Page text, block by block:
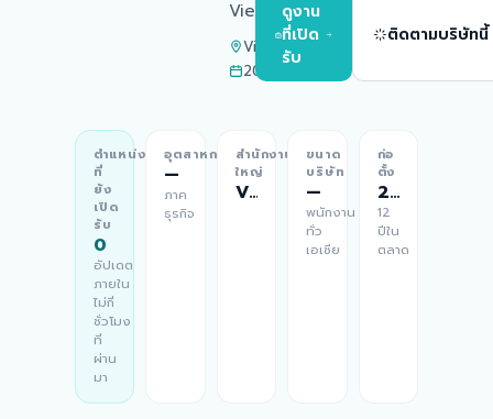
Vietnam
Vietnam
2014
ดูงาน
ที่เปิด
รับ
ติดตามบริษัทนี้
ตำแหน่ง
ที่
ยัง
เปิด
รับ
0
อัปเดต
ภายใน
ไม่กี่
ชั่วโมง
ที่
ผ่าน
มา
อุตสาหกรรม
—
ภาค
ธุรกิจ
สำนักงาน
ใหญ่
Vietnam
ขนาด
บริษัท
—
พนักงาน
ทั่ว
เอเชีย
ก่อ
ตั้ง
2014
12
ปีใน
ตลาด